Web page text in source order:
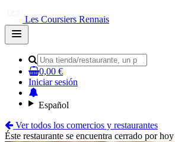
Les Coursiers Rennais
Open
main
0,00 €
Iniciar sesión
Español
Ver todos los comercios y restaurantes
Éste restaurante se encuentra cerrado por